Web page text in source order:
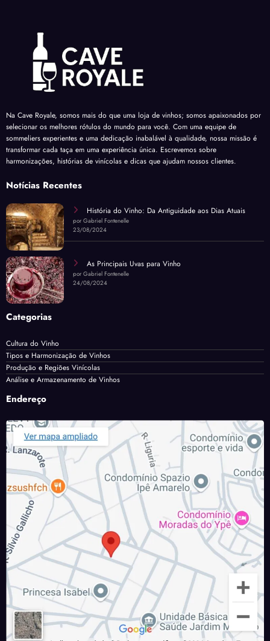
Na Cave Royale, somos mais do que uma loja de vinhos; somos apaixonados por
selecionar os melhores rótulos do mundo para você. Com uma equipe de
sommeliers experientes e uma dedicação inabalável à qualidade, nossa missão é
transformar cada taça em uma experiência única. Escrevemos sobre
harmonizações, histórias de vinícolas e dicas que ajudam nossos clientes.
Notícias Recentes
História do Vinho: Da Antiguidade aos Dias Atuais
por Gabriel Fontenelle
23/08/2024
As Principais Uvas para Vinho
por Gabriel Fontenelle
24/08/2024
Categorias
Cultura do Vinho
Tipos e Harmonização de Vinhos
Produção e Regiões Vinícolas
Análise e Armazenamento de Vinhos
Endereço